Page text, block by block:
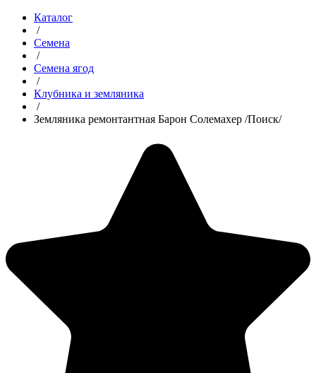
Каталог
/
Семена
/
Семена ягод
/
Клубника и земляника
/
Земляника ремонтантная Барон Солемахер /Поиск/